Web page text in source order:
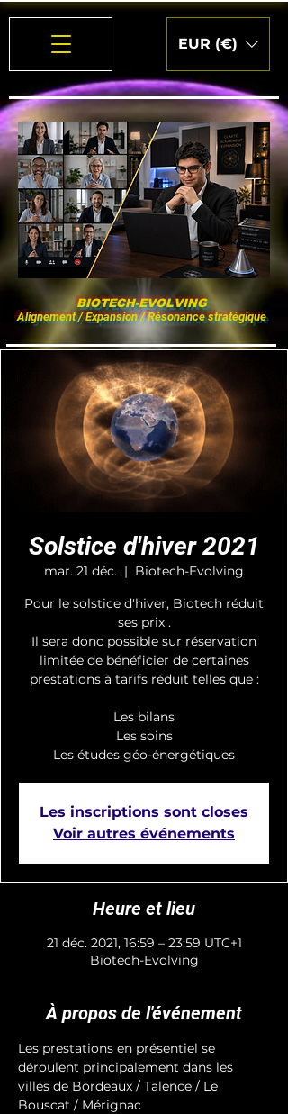
EUR (€)
BIOTECH-EVOLVING
Alignement / Expansion / Résonance stratégique
Solstice d'hiver 2021
mar. 21 déc.
  |
Biotech-Evolving
Pour le solstice d'hiver, Biotech réduit
ses prix .
Il sera donc possible sur réservation
limitée de bénéficier de certaines
prestations à tarifs réduit telles que :
Les bilans
Les soins
Les études géo-énergétiques
Les inscriptions sont closes
Voir autres événements
Heure et lieu
21 déc. 2021, 16:59 – 23:59 UTC+1
Biotech-Evolving
À propos de l'événement
Les prestations en présentiel se
déroulent principalement dans les
villes de Bordeaux / Talence / Le
Bouscat / Mérignac